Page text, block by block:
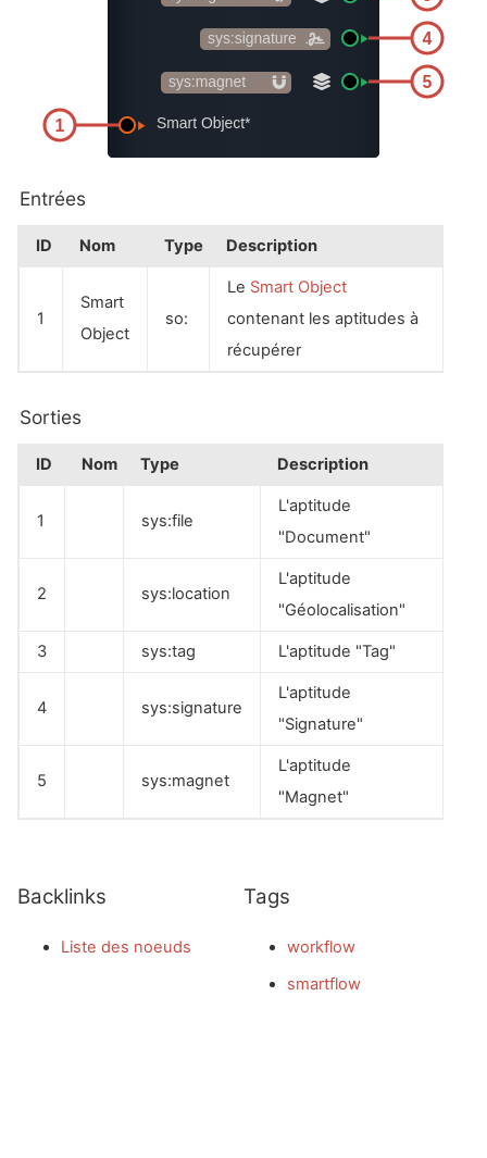
Entrées
ID Nom Type Description
1
Smart
Object
so:
Le Smart Object
contenant les aptitudes à
récupérer
Sorties
ID Nom Type Description
1 sys:file
L'aptitude
"Document"
2 sys:location
L'aptitude
"Géolocalisation"
3 sys:tag L'aptitude "Tag"
4 sys:signature
L'aptitude
"Signature"
5 sys:magnet
L'aptitude
"Magnet"
Backlinks
Liste des noeuds
Tags
workflow
smartflow